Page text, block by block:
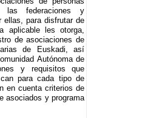
las federaciones y
ellas, para disfrutar de
aplicable les otorga,
de asociaciones de
de Euskadi, así
Autónoma de
y requisitos que
para cada tipo de
en cuenta criterios de
asociados y programa